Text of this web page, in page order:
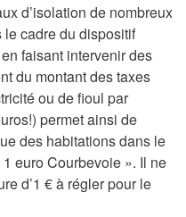
d’isolation de nombreux
cadre du dispositif
faisant intervenir des
du montant des taxes
ou de fioul par
permet ainsi de
des habitations dans le
euro Courbevoie ». Il ne
d’1 € à régler pour le